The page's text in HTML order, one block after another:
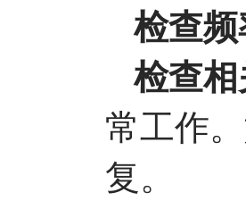
检查
检查
常工作
复。